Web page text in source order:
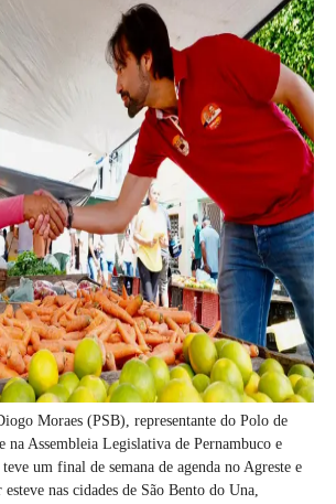
Moraes (PSB), representante do Polo de
na Assembleia Legislativa de Pernambuco e
um final de semana de agenda no Agreste e
nas cidades de São Bento do Una,